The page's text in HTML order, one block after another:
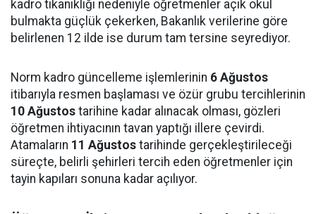
kadro tıkanıklığı nedeniyle öğretmenler açık okul
bulmakta güçlük çekerken, Bakanlık verilerine göre
belirlenen 12 ilde ise durum tam tersine seyrediyor.
Norm kadro güncelleme işlemlerinin 6 Ağustos
itibarıyla resmen başlaması ve özür grubu tercihlerinin
10 Ağustos tarihine kadar alınacak olması, gözleri
öğretmen ihtiyacının tavan yaptığı illere çevirdi.
Atamaların 11 Ağustos tarihinde gerçekleştirileceği
süreçte, belirli şehirleri tercih eden öğretmenler için
tayin kapıları sonuna kadar açılıyor.